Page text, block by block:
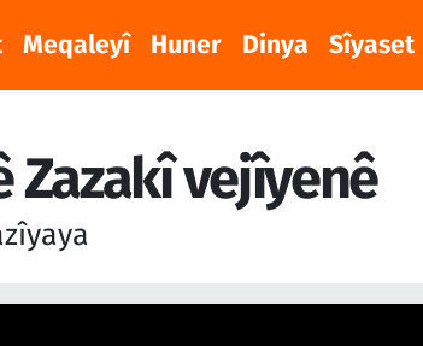
Meqaleyî Huner Dinya Sîyaset
Zazakî vejîyenê